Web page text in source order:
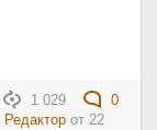
1 029
0
Редактор от 22